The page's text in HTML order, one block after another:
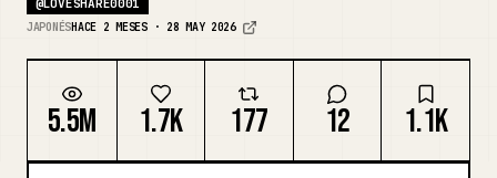
Prompts
Precios
@LOVESHARE0001
JAPONÉSHACE 2 MESES · 28 MAY 2026
5.5M 1.7K 177 12 1.1K